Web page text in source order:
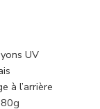
UV
à l’arrière